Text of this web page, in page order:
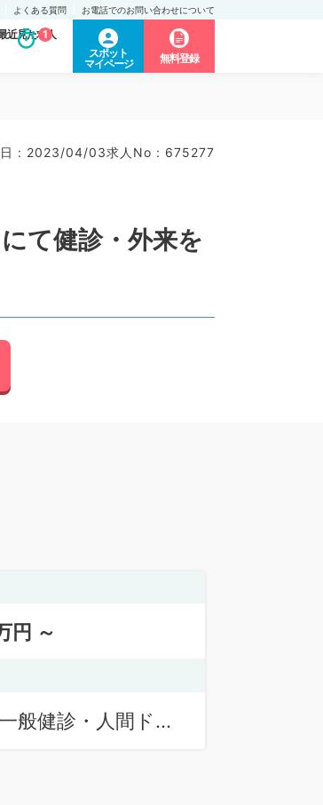
よくある質問 お電話でのお問い合わせについて
近見た求人
1
スポット
マイページ
無料登録
日 : 2023/04/03求人No : 675277
て健診・外来を
円 ～
般健診・人間ドッ